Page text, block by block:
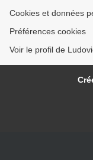
Cookies et données
Préférences cookies
Voir le profil de